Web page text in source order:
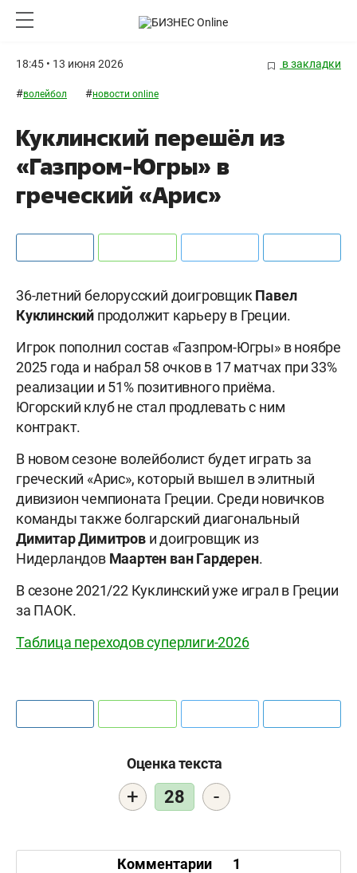
18:45 • 13 июня 2026 в закладки
#волейбол #новости online
Куклинский перешёл из
«Газпром-Югры» в
греческий «Арис»
36-летний белорусский доигровщикПавел
Куклинский продолжит карьеру в Греции.
Игрок пополнил состав «Газпром-Югры» в ноябре
2025 года и набрал 58 очков в 17 матчах при 33%
реализации и 51% позитивного приёма.
Югорский клуб не стал продлевать с ним
контракт.
В новом сезоне волейболист будет играть за
греческий «Арис», который вышел в элитный
дивизион чемпионата Греции. Среди новичков
команды также болгарский диагональный
Димитар Димитрови доигровщик из
Нидерландов Маартен ван Гардерен.
В сезоне 2021/22 Куклинский уже играл в Греции
за ПАОК.
Таблица переходов суперлиги-2026
Оценка текста
+ 28 -
Комментарии 1